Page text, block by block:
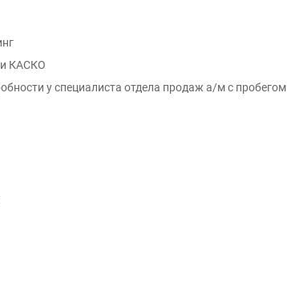
и КАСКО
у специалиста отдела продаж а/м с пробегом